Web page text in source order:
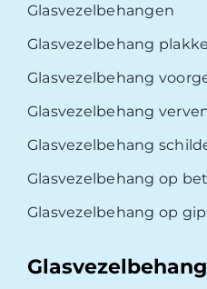
Glasvezelbehangen
Glasvezelbehang
Glasvezelbehang
Glasvezelbehang
Glasvezelbehang
Glasvezelbehang op
Glasvezelbehang op